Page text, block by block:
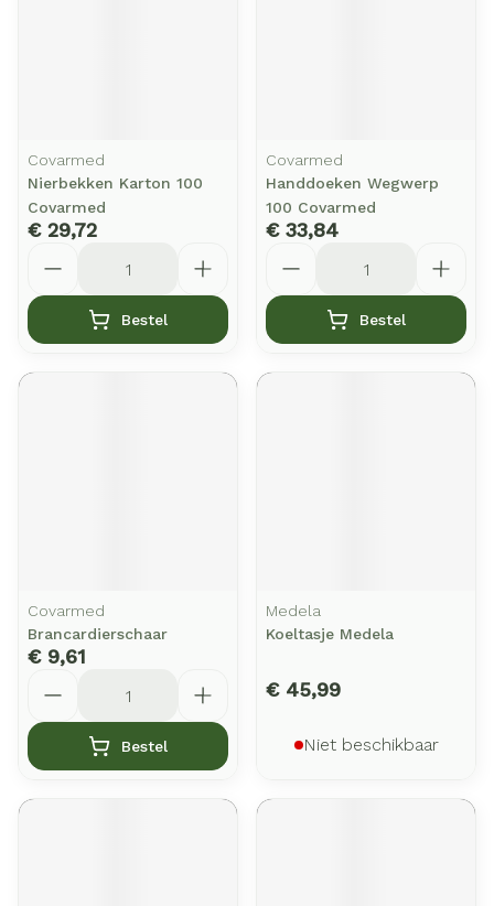
Covarmed
Nierbekken Karton 100
Covarmed
€ 29,72
Bestel
Covarmed
Handdoeken Wegwerp
100 Covarmed
€ 33,84
Bestel
Covarmed
Brancardierschaar
€ 9,61
Bestel
Medela
Koeltasje Medela
€ 45,99
Niet beschikbaar